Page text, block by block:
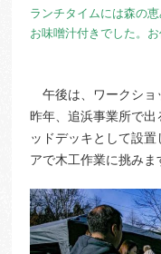
ランチタイムには森の
お味噌汁付きでした。お
午後は、ワークショ
昨年、追浜事業所で
ッドデッキとして設
アで木工作業に挑みま